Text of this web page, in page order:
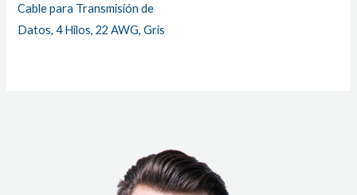
Cable para Transmisión de
Datos, 4 Hilos, 22 AWG, Gris